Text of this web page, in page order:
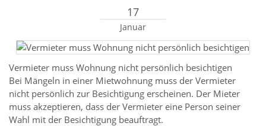
17
Januar
Vermieter muss Wohnung nicht persönlich besichtigen
Bei Mängeln in einer Mietwohnung muss der Vermieter
nicht persönlich zur Besichtigung erscheinen. Der Mieter
muss akzeptieren, dass der Vermieter eine Person seiner
Wahl mit der Besichtigung beauftragt.